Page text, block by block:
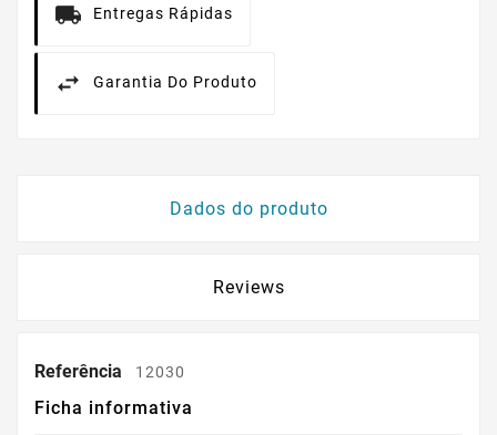
Entregas Rápidas
Garantia Do Produto
Dados do produto
Reviews
Referência 12030
Ficha informativa